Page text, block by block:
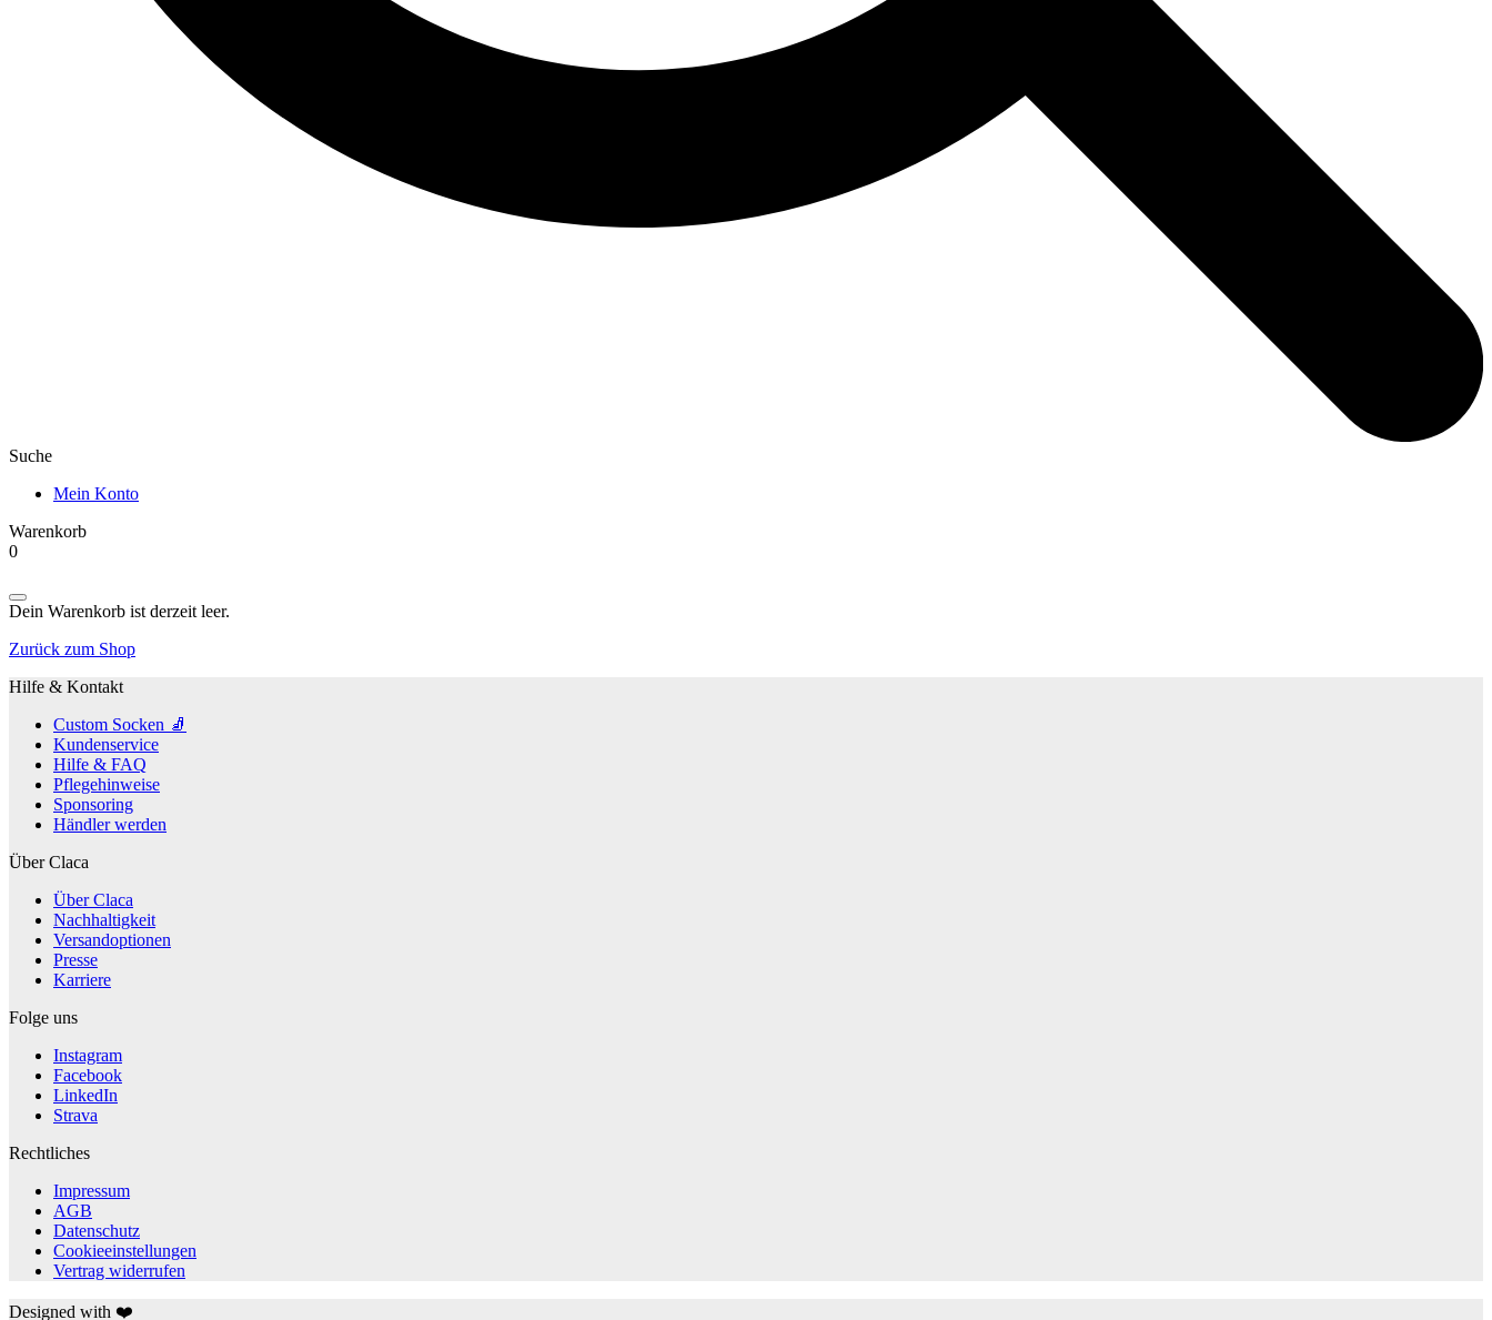
Suche
Mein Konto
Warenkorb
0
search
Dein Warenkorb ist derzeit leer.
Zurück zum Shop
Hilfe & Kontakt
Custom Socken 🧦
Kundenservice
Hilfe & FAQ
Pflegehinweise
Sponsoring
Händler werden
Über Claca
Über Claca
Nachhaltigkeit
Versandoptionen
Presse
Karriere
Folge uns
Instagram
Facebook
LinkedIn
Strava
Rechtliches
Impressum
AGB
Datenschutz
Cookieeinstellungen
Vertrag widerrufen
Designed with ❤️